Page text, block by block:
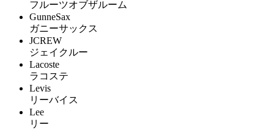
フルーツオブザルーム
GunneSax
ガニーサックス
JCREW
ジェイクルー
Lacoste
ラコステ
Levis
リーバイス
Lee
リー